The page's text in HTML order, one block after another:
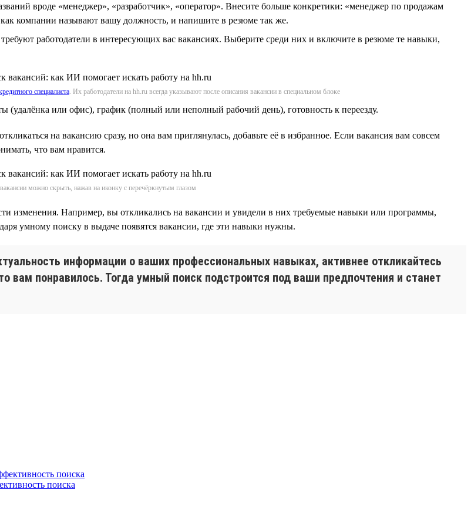
вроде «менеджер», «разработчик», «оператор». Внесите больше конкретики: «менеджер по продажам
компании называют вашу должность, и напишите в резюме так же.
работодатели в интересующих вас вакансиях. Выберите среди них и включите в резюме те навыки,
специалиста. Их работодатели на hh.ru всегда указывают после описания вакансии в специальном блоке
или офис), график (полный или неполный рабочий день), готовность к переезду.
на вакансию сразу, но она вам приглянулась, добавьте её в избранное. Если вакансия вам совсем
что вам нравится.
можно скрыть, нажав на иконку с перечёркнутым глазом
изменения. Например, вы откликались на вакансии и увидели в них требуемые навыки или программы,
умному поиску в выдаче появятся вакансии, где эти навыки нужны.
информации о ваших профессиональных навыках, активнее откликайтесь
вам понравилось. Тогда умный поиск подстроится под ваши предпочтения и станет
поиска